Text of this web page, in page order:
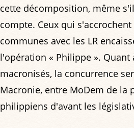
cette décomposition, même
compte. Ceux qui
communes avec les LR
l'opération « Philippe ». Quant
macronisés, la concurrence
Macronie, entre MoDem de la
philippiens d'avant les